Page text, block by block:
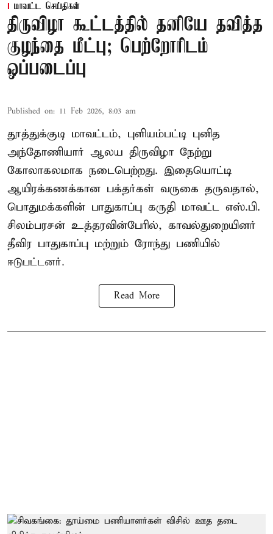
மாவட்ட செய்திகள்
திருவிழா கூட்டத்தில் தனியே தவித்த
குழந்தை மீட்பு; பெற்றோரிடம்
ஒப்படைப்பு
Published on: 11 Feb 2026, 8:03 am
தூத்துக்குடி மாவட்டம், புளியம்பட்டி புனித
அந்தோணியார் ஆலய திருவிழா நேற்று
கோலாகலமாக நடைபெற்றது. இதையொட்டி
ஆயிரக்கணக்கான பக்தர்கள் வருகை தருவதால்,
பொதுமக்களின் பாதுகாப்பு கருதி மாவட்ட எஸ்.பி.
சிலம்பரசன் உத்தரவின்பேரில், காவல்துறையினர்
தீவிர பாதுகாப்பு மற்றும் ரோந்து பணியில்
ஈடுபட்டனர்.
Read More